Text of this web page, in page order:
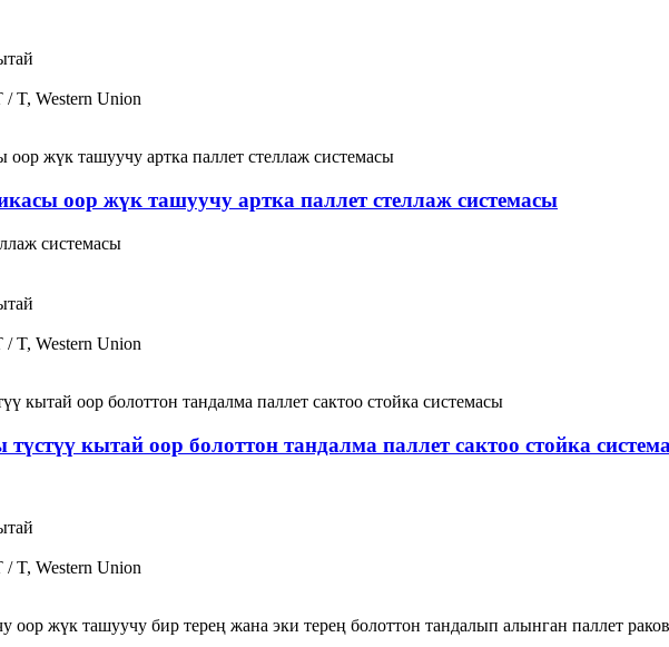
T, Western Union
оор жүк ташуучу артка паллет стеллаж системасы
системасы
T, Western Union
кытай оор болоттон тандалма паллет сактоо стойка
T, Western Union